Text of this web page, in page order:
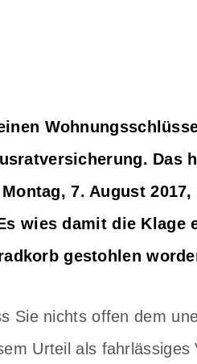
Das
7. August
wies damit die Klage
gestohlen
Sie nichts offen dem
Urteil als